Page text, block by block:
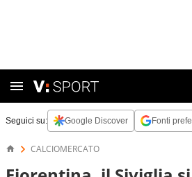
Seguici su: Google Discover Fonti
CALCIOMERCATO